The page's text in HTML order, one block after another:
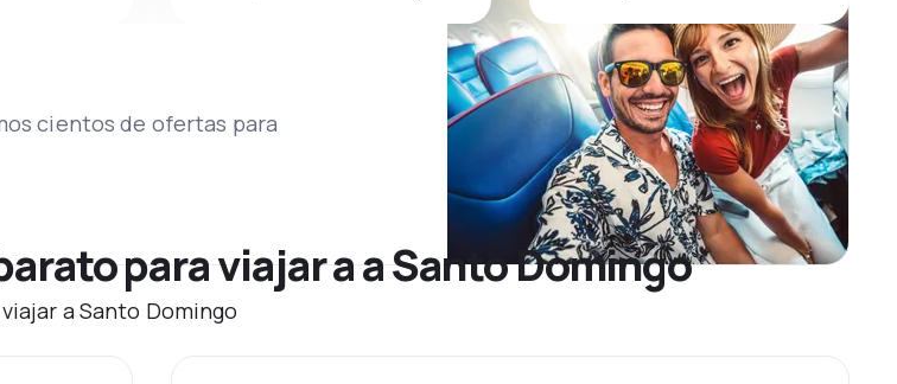
cientos de ofertas para
para viajar a a Santo Domingo
a Santo Domingo